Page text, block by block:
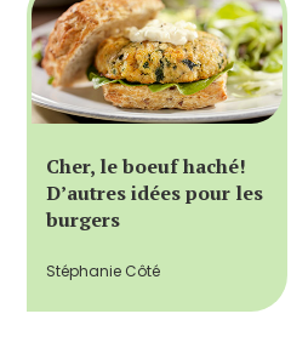
Cher, le boeuf haché!
D’autres idées pour les
burgers
Stéphanie Côté